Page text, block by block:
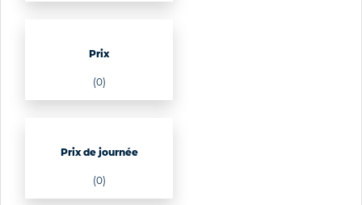
Prix
(0)
Prix de journée
(0)